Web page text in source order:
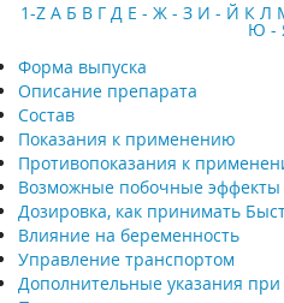
1-Z А Б В Г Д Е - Ж - З И - Й К Л
Ю -
Форма выпуска
Описание препарата
Состав
Показания к применению
Противопоказания к
Возможные побочные эффекты
Дозировка, как принимать
Влияние на беременность
Управление транспортом
Дополнительные указания